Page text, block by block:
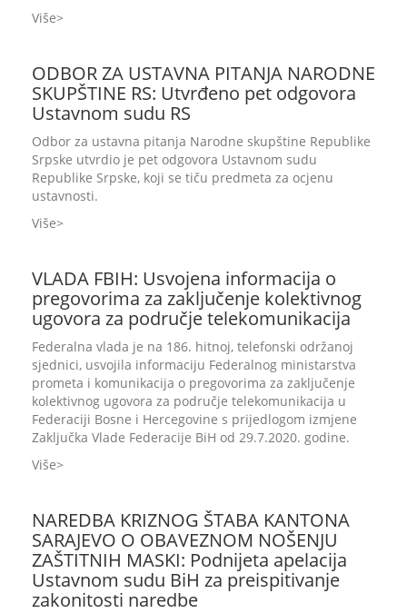
Više
ODBOR ZA USTAVNA PITANJA NARODNE
SKUPŠTINE RS: Utvrđeno pet odgovora
Ustavnom sudu RS
Odbor za ustavna pitanja Narodne skupštine Republike
Srpske utvrdio je pet odgovora Ustavnom sudu
Republike Srpske, koji se tiču predmeta za ocjenu
ustavnosti.
Više
VLADA FBIH: Usvojena informacija o
pregovorima za zaključenje kolektivnog
ugovora za područje telekomunikacija
Federalna vlada je na 186. hitnoj, telefonski održanoj
sjednici, usvojila informaciju Federalnog ministarstva
prometa i komunikacija o pregovorima za zaključenje
kolektivnog ugovora za područje telekomunikacija u
Federaciji Bosne i Hercegovine s prijedlogom izmjene
Zaključka Vlade Federacije BiH od 29.7.2020. godine.
Više
NAREDBA KRIZNOG ŠTABA KANTONA
SARAJEVO O OBAVEZNOM NOŠENJU
ZAŠTITNIH MASKI: Podnijeta apelacija
Ustavnom sudu BiH za preispitivanje
zakonitosti naredbe